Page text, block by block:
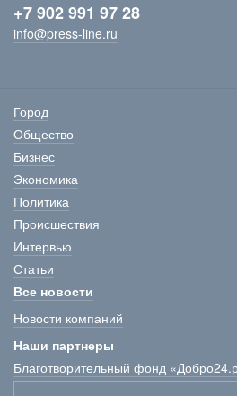
+7 902 991 97 28
info@press-line.ru
Город
Общество
Бизнес
Экономика
Политика
Происшествия
Интервью
Статьи
Все новости
Новости компаний
Наши партнеры
Благотворительный фонд